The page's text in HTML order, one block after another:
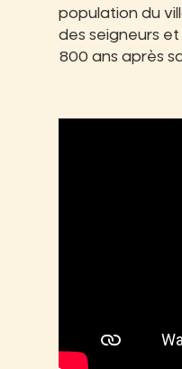
population du
des seigneurs et
800 ans après